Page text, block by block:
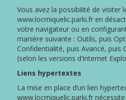
Vous avez la possibilité de visiter
www.locmiquelic.parki.fr en
votre navigateur ou en
manière suivante : Outils, puis
Confidentialité, puis Avancé, puis
(selon les versions d’Internet
Liens hypertextes
La mise en place d’un lien
www.locmiquelic.parki.fr